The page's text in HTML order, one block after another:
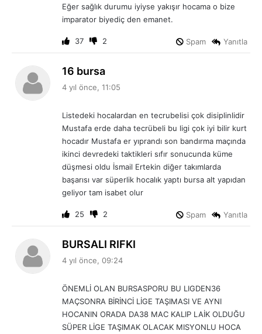
:
Eğer sağlık durumu iyiyse yakışır hocama o bize
imparator biyediç den emanet.
37 2 Yanıtla
Spam
16 bursa
:
4 yıl önce, 11:05
Listedeki hocalardan en tecrubelisi çok disiplinlidir
Mustafa erde daha tecrübeli bu ligi çok iyi bilir kurt
hocadır Mustafa er yıprandı son bandırma maçında
ikinci devredeki taktikleri sıfır sonucunda küme
düşmesi oldu İsmail Ertekin diğer takımlarda
başarısı var süperlik hocalık yaptı bursa alt yapıdan
geliyor tam isabet olur
25 2 Yanıtla
Spam
BURSALI RIFKI
:
4 yıl önce, 09:24
ÖNEMLİ OLAN BURSASPORU BU LIGDEN36
MAÇSONRA BİRİNCİ LİGE TAŞIMASI VE AYNI
HOCANIN ORADA DA38 MAC KALIP LAİK OLDUĞU
SÜPER LİGE TAŞIMAK OLACAK MISYONLU HOCA